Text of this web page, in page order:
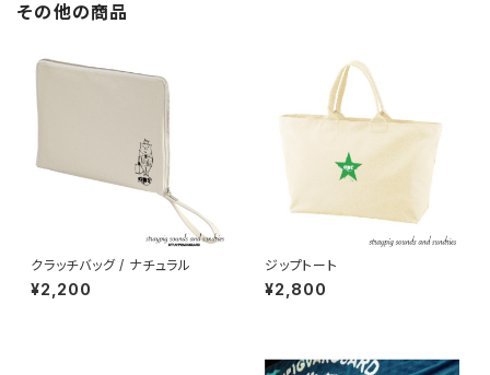
その他の商品
クラッチバッグ / ナチュラル
¥2,200
ジップトート
¥2,800